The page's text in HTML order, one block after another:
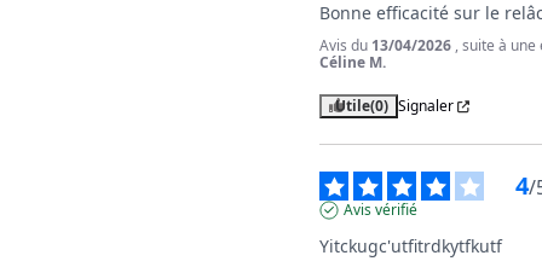
Bonne efficacité sur le
Avis du 13/04/2026 , suite à
Céline M.
Utile(0) Signaler
4/
Avis vérifié
Yitckugc'utfitrdkytfkutf